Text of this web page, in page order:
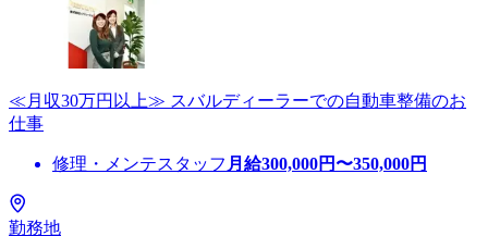
≪月収30万円以上≫ スバルディーラーでの自動車整備のお
仕事
修理・メンテスタッフ 月給300,000円〜350,000円
勤務地